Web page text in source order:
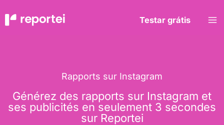
au
contenu
Testar grátis
Rapports sur Instagram
Générez des rapports sur Instagram et
ses publicités en seulement 3 secondes
sur Reportei